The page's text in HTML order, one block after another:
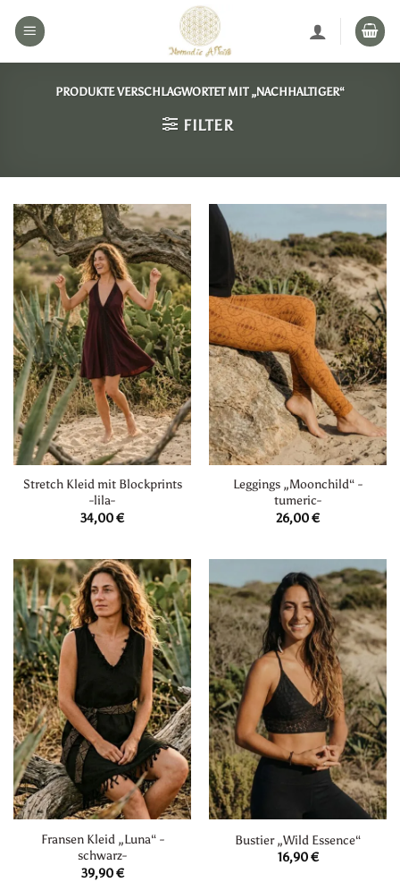
Inhalt
PRODUKTE VERSCHLAGWORTET MIT „NACHHALTIGER“
FILTER
Stretch Kleid mit Blockprints
-lila-
34,00€
Leggings „Moonchild“ -
tumeric-
26,00€
Fransen Kleid „Luna“ -
schwarz-
39,90€
Bustier „Wild Essence“
16,90€